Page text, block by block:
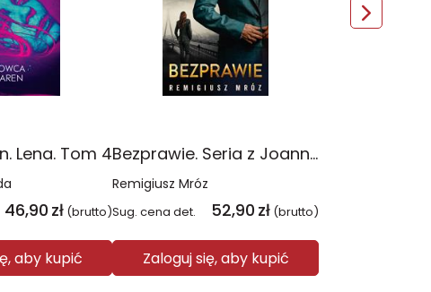
Lena. Tom 4
46,90 zł (brutto)
aby kupić
Bezprawie. Seria z Joanną Chyłką. Tom 20
Remigiusz Mróz
Sug. cena det. 52,90 zł (brutto)
Zaloguj się, aby kupić